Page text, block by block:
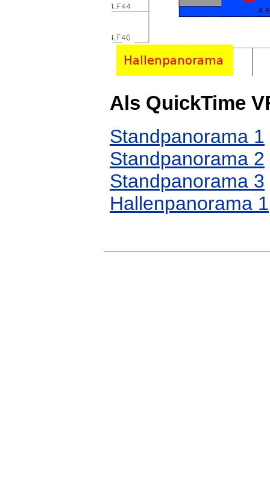
Als QuickTime
Standpanorama 1
Standpanorama 2
Standpanorama 3
Hallenpanorama 1